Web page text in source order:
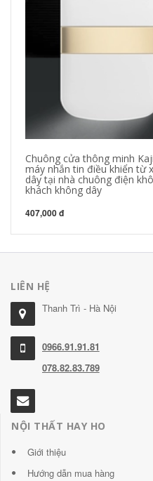
Chuông cửa thông minh
máy nhắn tin điều khiển từ
dây tại nhà chuông điện
khách không dây
407,000 đ
LIÊN HỆ
Thanh Trì - Hà Nội
0966.91.91.81
078.82.83.789
NỘI THẤT HAY HO
Giới thiệu
Hướng dẫn mua hàng